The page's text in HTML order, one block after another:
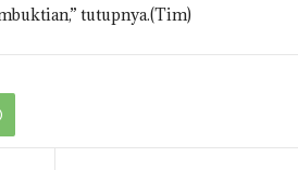
tutupnya.(Tim)